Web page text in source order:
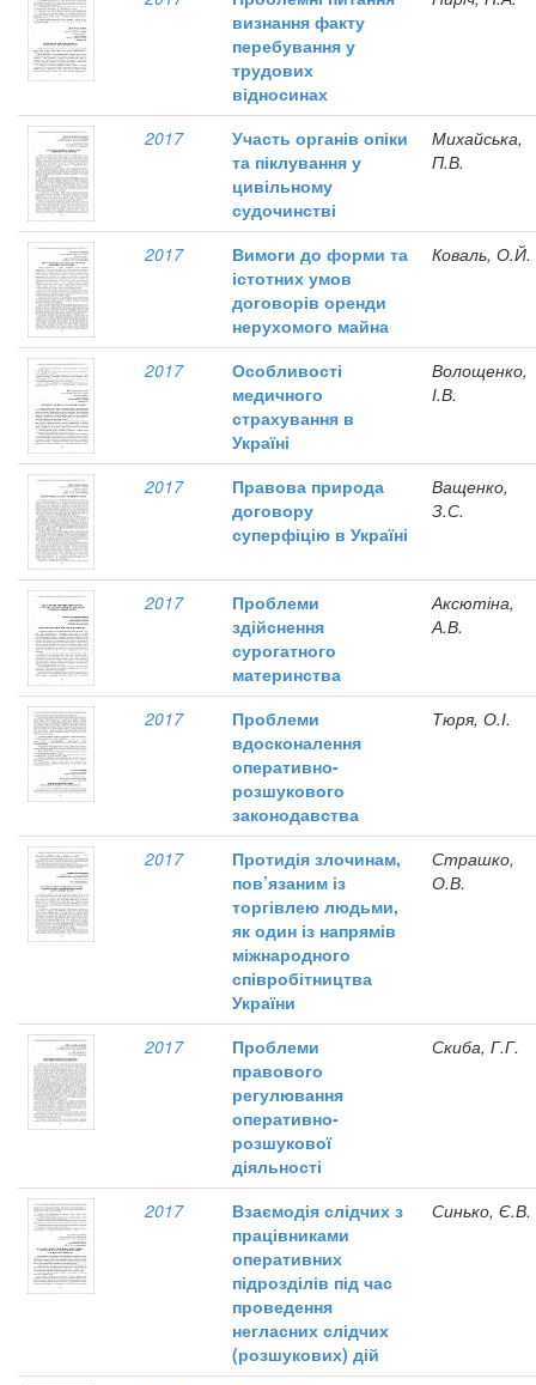
визнання факту
перебування у
трудових
відносинах
2017
Участь органів опіки
та піклування у
цивільному
судочинстві
Михайська,
П.В.
2017
Вимоги до форми та
істотних умов
договорів оренди
нерухомого майна
Коваль, О.Й.
2017
Особливості
медичного
страхування в
Україні
Волощенко,
І.В.
2017
Правова природа
договору
суперфіцію в Україні
Ващенко,
З.С.
2017
Проблеми
здійснення
сурогатного
материнства
Аксютіна,
А.В.
2017
Проблеми
вдосконалення
оперативно-
розшукового
законодавства
Тюря, О.І.
2017
Протидія злочинам,
пов’язаним із
торгівлею людьми,
як один із напрямів
міжнародного
співробітництва
України
Страшко,
О.В.
2017
Проблеми
правового
регулювання
оперативно-
розшукової
діяльності
Скиба, Г.Г.
2017
Взаємодія слідчих з
працівниками
оперативних
підрозділів під час
проведення
негласних слідчих
(розшукових) дій
Синько, Є.В.